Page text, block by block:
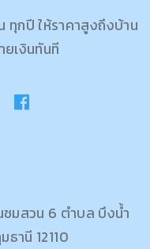
ทุกปี ให้ราคาสูงถึงบ้าน
เงินทันที
มสวน 6 ตำบล บึงน้ำ
านี 12110